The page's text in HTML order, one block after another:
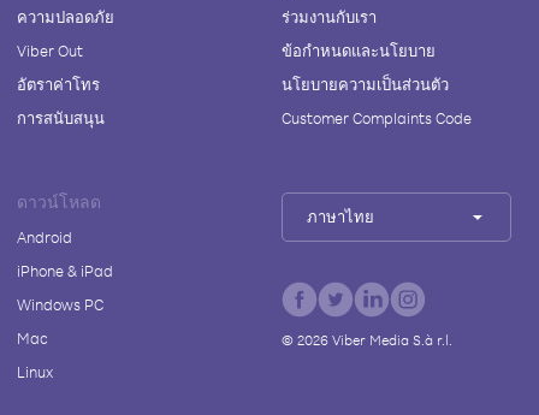
ความปลอดภัย
Viber Out
อัตราค่าโทร
การสนับสนุน
ร่วมงานกับเรา
ข้อกำหนดและนโยบาย
นโยบายความเป็นส่วนตัว
Customer Complaints Code
ดาวน์โหลด
Android
iPhone & iPad
Windows PC
Mac
Linux
ภาษาไทย
© 2026Viber Media S.à r.l.